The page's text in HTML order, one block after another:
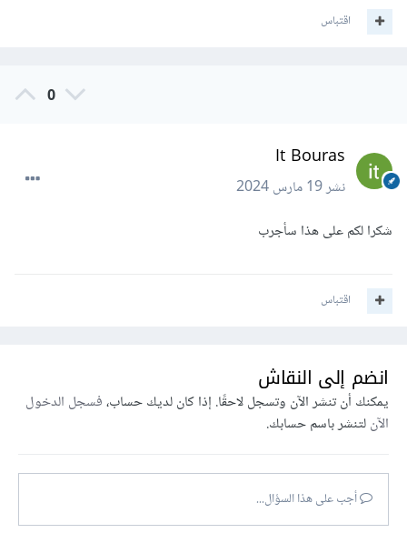
اقتباس
0
It Bouras
نشر19 مارس 2024
شكرا لكم على هذا سأجرب
اقتباس
انضم إلى النقاش
يمكنك أن تنشر الآن وتسجل لاحقًا. إذا كان لديك حساب،فسجل الدخول
الآنلتنشر باسم حسابك.
أجب على هذا السؤال...